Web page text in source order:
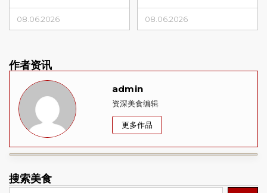
08.06.2026 08.06.2026
作者资讯
admin
资深美食编辑
更多作品
搜索美食